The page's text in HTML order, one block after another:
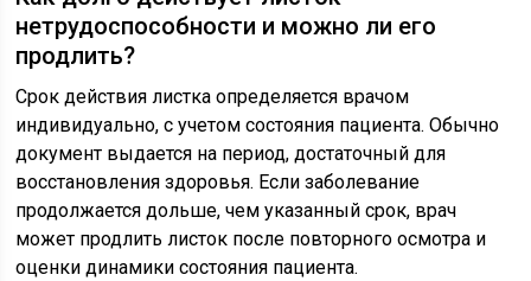
нетрудоспособности и можно ли его
продлить?
Срок действия листка определяется врачом
индивидуально, с учетом состояния пациента. Обычно
документ выдается на период, достаточный для
восстановления здоровья. Если заболевание
продолжается дольше, чем указанный срок, врач
может продлить листок после повторного осмотра и
оценки динамики состояния пациента.